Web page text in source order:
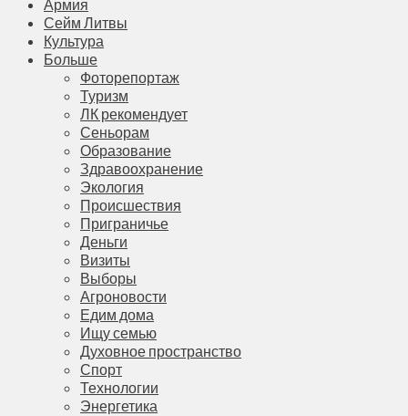
Армия
Сейм Литвы
Культура
Больше
Фоторепортаж
Туризм
ЛК рекомендует
Сеньорам
Образование
Здравоохранение
Экология
Происшествия
Приграничье
Деньги
Визиты
Выборы
Агроновости
Едим дома
Ищу семью
Духовное пространство
Спорт
Технологии
Энергетика